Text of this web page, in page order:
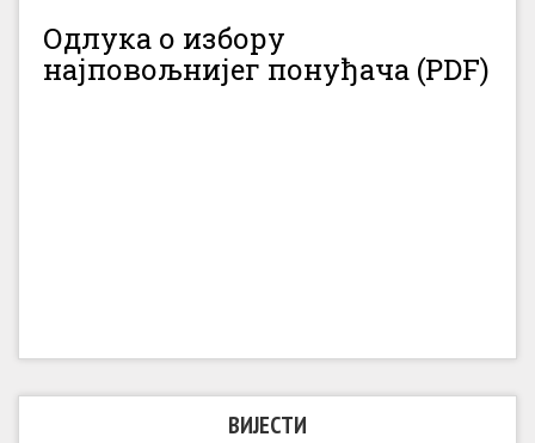
Одлука о избору
најповољнијег понуђача (PDF)
ВИЈЕСТИ